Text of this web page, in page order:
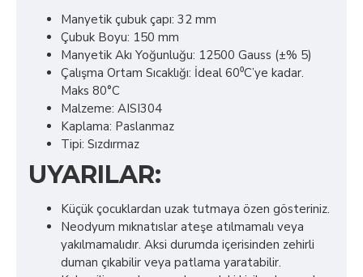
Manyetik çubuk çapı: 32 mm
Çubuk Boyu: 150 mm
Manyetik Akı Yoğunluğu: 12500 Gauss (±% 5)
Çalışma Ortam Sıcaklığı: İdeal 60⁰C’ye kadar.
Maks 80°C
Malzeme: AISI304
Kaplama: Paslanmaz
Tipi: Sızdırmaz
UYARILAR:
Küçük çocuklardan uzak tutmaya özen gösteriniz.
Neodyum mıknatıslar ateşe atılmamalı veya
yakılmamalıdır. Aksi durumda içerisinden zehirli
duman çıkabilir veya patlama yaratabilir.